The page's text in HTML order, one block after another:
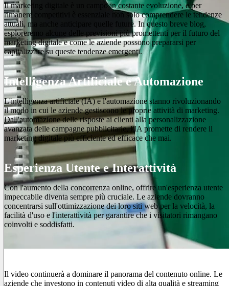
Il marketing digitale è un campo in costante evoluzione, e per
rimanere competitivi è essenziale non solo comprendere le tendenze
attuali, ma anche anticipare quelle future. In questo breve blog,
esploreremo alcune delle previsioni più promettenti per il futuro del
marketing digitale e come le aziende possono prepararsi per
capitalizzare su queste tendenze emergenti.
Intelligenza Artificiale e Automazione
L'intelligenza artificiale (IA) e l'automazione stanno rivoluzionando
il modo in cui le aziende gestiscono le proprie attività di marketing.
Dall'automazione delle risposte ai clienti alla personalizzazione
avanzata delle campagne pubblicitarie, l'IA promette di rendere il
marketing digitale più efficiente ed efficace che mai.
Esperienza Utente e Interattività
Con l'aumento della concorrenza online, offrire un'esperienza utente
impeccabile diventa sempre più cruciale. Le aziende dovranno
concentrarsi sull'ottimizzazione dei loro siti web per la velocità, la
facilità d'uso e l'interattività per garantire che i visitatori rimangano
coinvolti e soddisfatti.
Il video continuerà a dominare il panorama del contenuto online. Le
aziende che investono in contenuti video di alta qualità e streaming